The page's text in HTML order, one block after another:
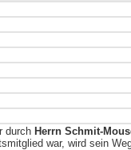
durch Herrn Schmit-
war, wird sein